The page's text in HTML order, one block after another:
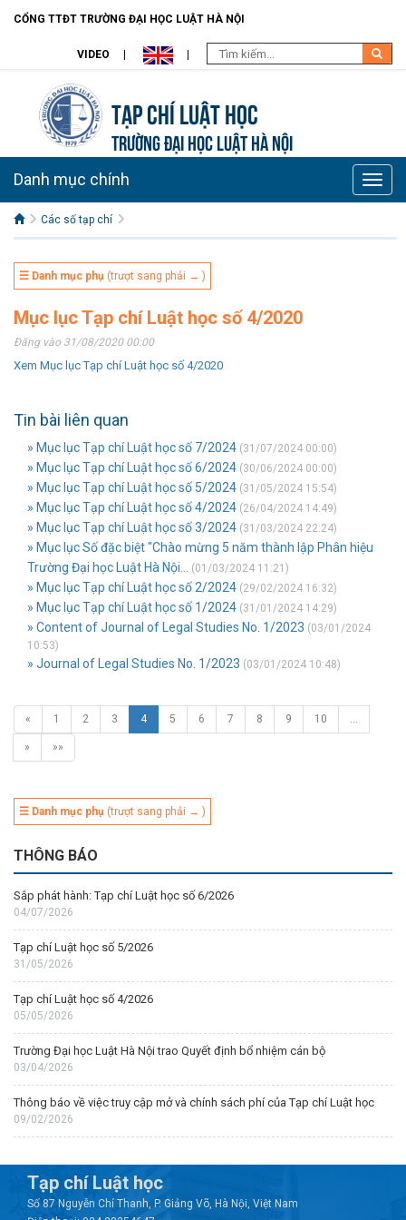
CỔNG TTĐT TRƯỜNG ĐẠI HỌC LUẬT HÀ NỘI
VIDEO
Tạp chí Luật học
TRƯỜNG ĐẠI HỌC LUẬT HÀ NỘI
Toggle
Danh mục chính
Các số tạp chí
☰ Danh mục phụ (trượt sang phải → )
Mục lục Tạp chí Luật học số 4/2020
Đăng vào 31/08/2020 00:00
Xem Mục lục Tạp chí Luật học số 4/2020
Tin bài liên quan
» Mục lục Tạp chí Luật học số 7/2024 (31/07/2024 00:00)
» Mục lục Tạp chí Luật học số 6/2024 (30/06/2024 00:00)
» Mục lục Tạp chí Luật học số 5/2024 (31/05/2024 15:54)
» Mục lục Tạp chí Luật học số 4/2024 (26/04/2024 14:49)
» Mục lục Tạp chí Luật học số 3/2024 (31/03/2024 22:24)
» Mục lục Số đặc biệt "Chào mừng 5 năm thành lập Phân hiệu
Trường Đại học Luật Hà Nội...
(01/03/2024 11:21)
» Mục lục Tạp chí Luật học số 2/2024 (29/02/2024 16:32)
» Mục lục Tạp chí Luật học số 1/2024 (31/01/2024 14:29)
» Content of Journal of Legal Studies No. 1/2023 (03/01/2024
10:53)
» Journal of Legal Studies No. 1/2023 (03/01/2024 10:48)
« 1 2 3 4 5 6 7 8 9 10 …
» »»
☰ Danh mục phụ (trượt sang phải → )
THÔNG BÁO
Sắp phát hành: Tạp chí Luật học số 6/2026
04/07/2026
Tạp chí Luật học số 5/2026
31/05/2026
Tạp chí Luật học số 4/2026
05/05/2026
Trường Đại học Luật Hà Nội trao Quyết định bổ nhiệm cán bộ
03/04/2026
Thông báo về việc truy cập mở và chính sách phí của Tạp chí Luật học
09/02/2026
Tạp chí Luật học
Số 87 Nguyễn Chí Thanh, P. Giảng Võ, Hà Nội, Việt Nam